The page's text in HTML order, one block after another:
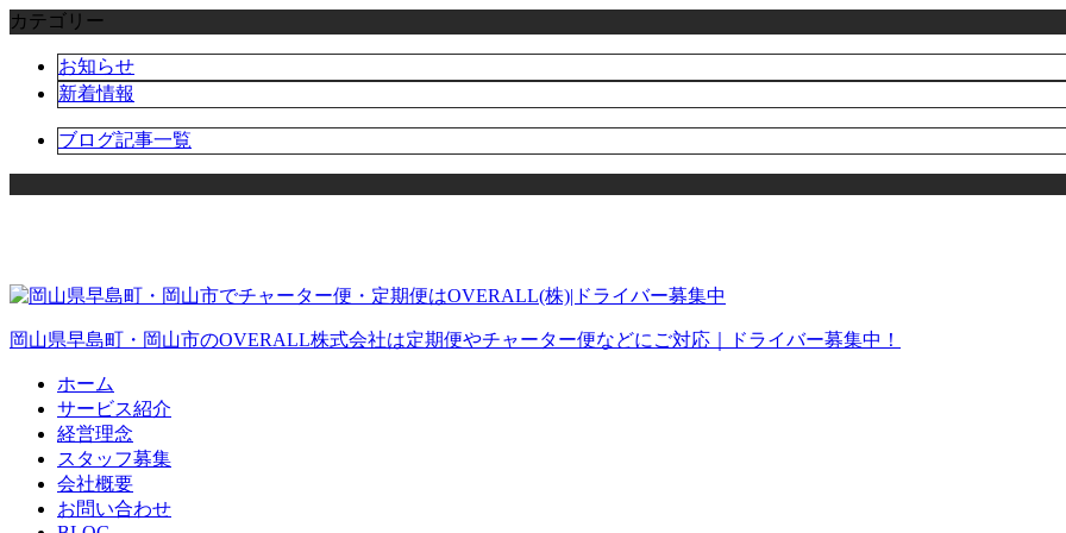
カテゴリー
お知らせ
新着情報
ブログ記事一覧
岡山県早島町・岡山市のOVERALL株式会社は定期便やチャーター便などにご対応｜ドライバー募集中！
ホーム
サービス紹介
経営理念
スタッフ募集
会社概要
お問い合わせ